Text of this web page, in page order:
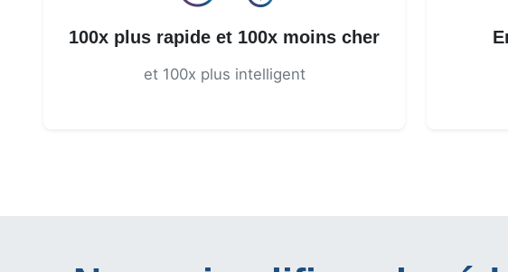
100x plus rapide et 100x moins cher
et 100x plus intelligent